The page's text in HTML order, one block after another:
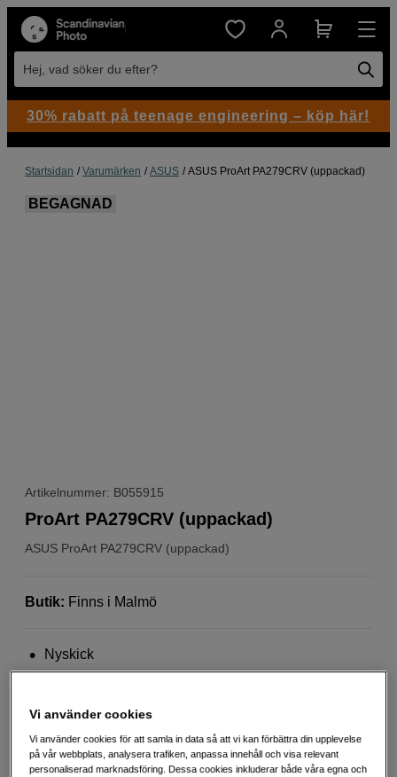
Hej, vad söker du efter?
Startsidan Varumärken ASUS ASUS ProArt PA279CRV (uppackad)
BEGAGNAD
Artikelnummer: B055915
ASUS ProArt PA279CRV (uppackad)
ProArt PA279CRV (uppackad)
Butik: Finns i Malmö
Nyskick
Bilden visar en ny produkt
30% rabatt på teenage engineering – köp här!
Vi använder cookies
Vi använder cookies för att samla in data så att vi kan förbättra din upplevelse
på vår webbplats, analysera trafiken, anpassa innehåll och visa relevant
personaliserad marknadsföring. Dessa cookies inkluderar både våra egna och